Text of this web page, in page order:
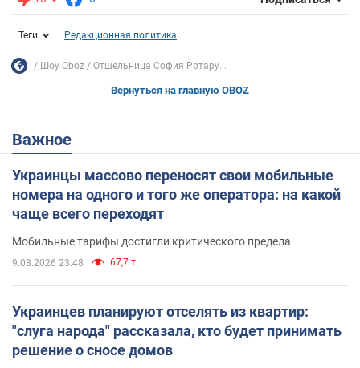
Теги Редакционная политика
Шоу Oboz Отшельница София Ротару...
Вернуться на главную OBOZ
Важное
Украинцы массово переносят свои мобильные
номера на одного и того же оператора: на какой
чаще всего переходят
Мобильные тарифы достигли критического предела
9.08.2026 23:48 67,7 т.
Украинцев планируют отселять из квартир:
"слуга народа" рассказала, кто будет принимать
решение о сносе домов